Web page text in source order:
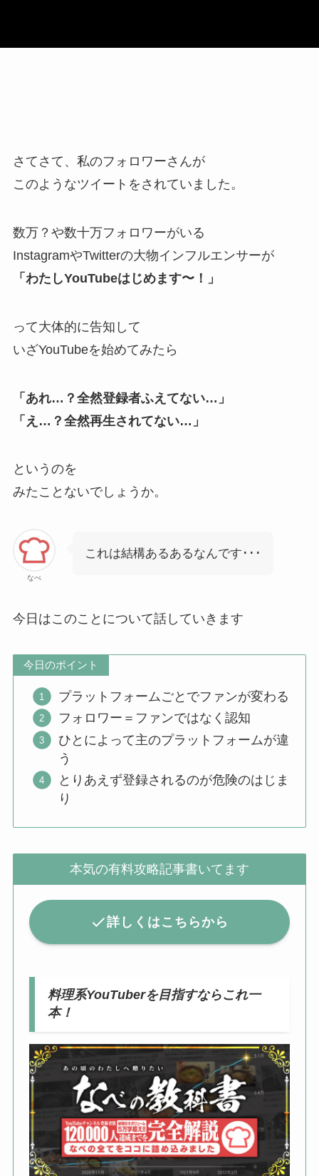
さてさて、私のフォロワーさんが
このようなツイートをされていました。
数万？や数十万フォロワーがいる
InstagramやTwitterの大物インフルエンサーが
「わたしYouTubeはじめます〜！」
って大体的に告知して
いざYouTubeを始めてみたら
「あれ…？全然登録者ふえてない…」
「え…？全然再生されてない…」
というのを
みたことないでしょうか。
なべ
これは結構あるあるなんです･･･
今日はこのことについて話していきます
今日のポイント
プラットフォームごとでファンが変わる
フォロワー＝ファンではなく認知
ひとによって主のプラットフォームが違
う
とりあえず登録されるのが危険のはじま
り
本気の有料攻略記事書いてます
詳しくはこちらから
料理系YouTuberを目指すならこれ一
本！